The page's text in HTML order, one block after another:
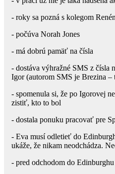
- roky sa pozná s kolegom
- počúva Norah Jones
- má dobrú pamäť na čísla
- dostáva výhražné SMS z čísla
Igor (autorom SMS je Brezina
- spomenula si, že po Igorovej
zistiť, kto to bol
- dostala ponuku pracovať pre
- Eva musí odletieť do
ukáže, že nikam neodchádza.
- pred odchodom do